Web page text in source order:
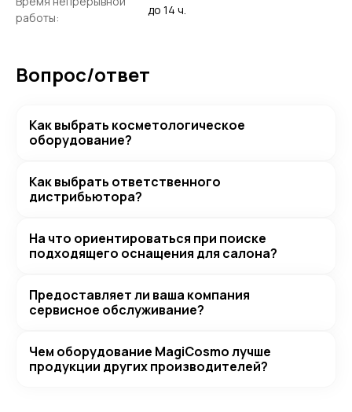
работы:
до 14 ч.
Вопрос/ответ
Как выбрать косметологическое
оборудование?
Как выбрать ответственного
дистрибьютора?
На что ориентироваться при поиске
подходящего оснащения для салона?
Предоставляет ли ваша компания
сервисное обслуживание?
Чем оборудование MagiCosmo лучше
продукции других производителей?